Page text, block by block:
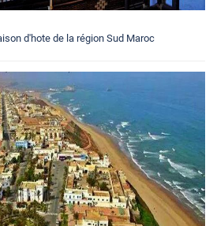
d'hote de la région Sud Maroc